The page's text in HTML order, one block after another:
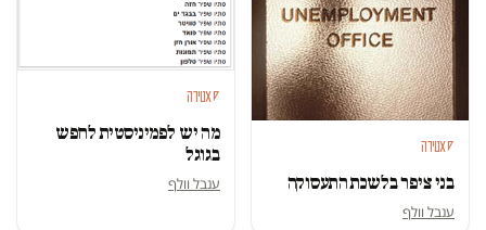
סאטירה
בני ציפר בלשכת התעסוקה
ענבל וולף
סאטירה
מה יש לפמיניסטית לחפש
בגוגל
ענבל וולף